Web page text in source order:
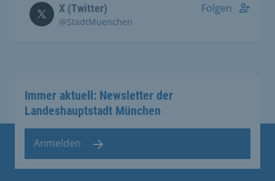
X (Twitter)
@StadtMuenchen
Folgen
Immer aktuell: Newsletter der
Landeshauptstadt München
Anmelden